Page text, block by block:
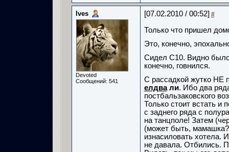
Ives
Devoted
Сообщений: 541
[07.02.2010 / 00:52] #
Только что пришел
Это, конечно,
Сидел С10. Видно
конечно, говнился.
С рассадкой жутко НЕ
елдва ли. Ибо два
постбальзаковского
Только стоит встать и
с заднего ряда с
на танцполе! Затем
(может быть,
изнасиловать хотела.
не давала. Отбились.